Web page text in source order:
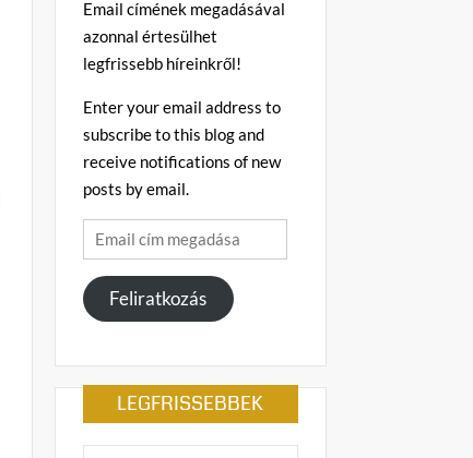
Email címének megadásával
azonnal értesülhet
legfrissebb híreinkről!
Enter your email address to
subscribe to this blog and
receive notifications of new
posts by email.
Email
cím
megadása
Feliratkozás
LEGFRISSEBBEK